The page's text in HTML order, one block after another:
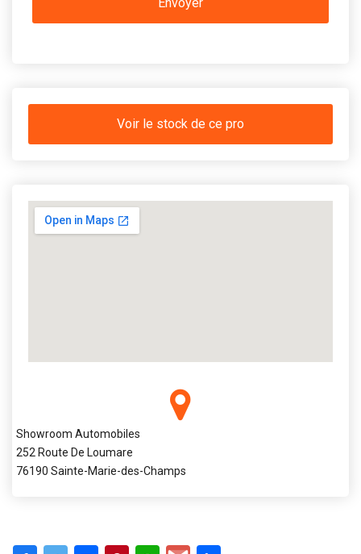
Voir le stock de ce pro
Showroom Automobiles
252 Route De Loumare
76190 Sainte-Marie-des-Champs